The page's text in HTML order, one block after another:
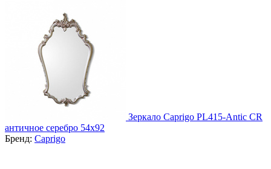
Зеркало Caprigo PL415-Antic CR
античное серебро 54x92
Бренд: Caprigo